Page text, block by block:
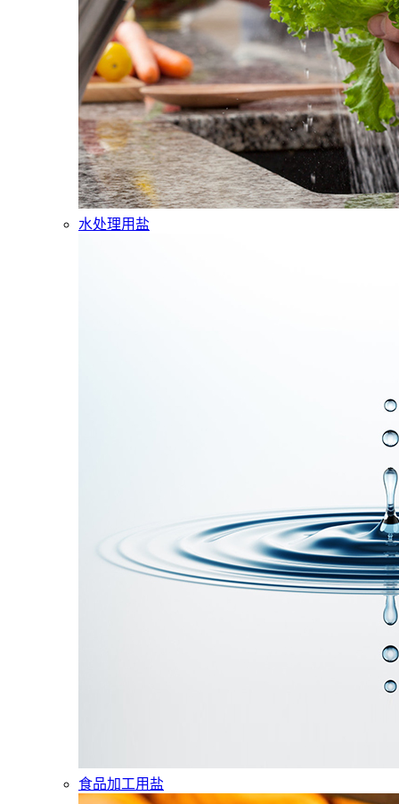
水处理用盐
食品加工用盐